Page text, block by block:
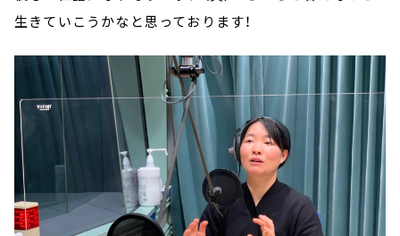
生きていこうかなと思っております！